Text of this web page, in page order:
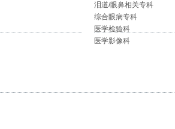
泪道/眼鼻相关专科
综合眼病专科
医学检验科
医学影像科